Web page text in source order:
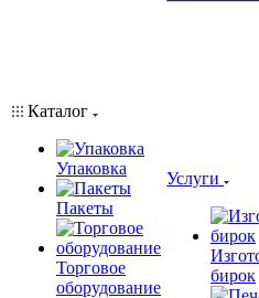
Каталог
Упаковка
Пакеты
Торговое
оборудование
Услуги
бирок